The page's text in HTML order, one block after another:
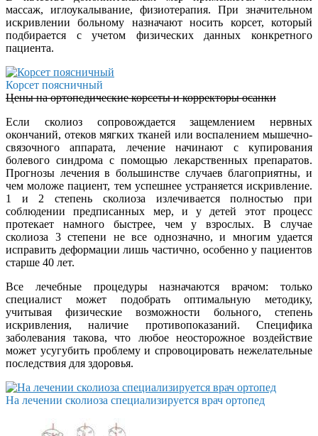
массаж, иглоукалывание, физиотерапия. При значительном
искривлении больному назначают носить корсет, который
подбирается с учетом физических данных конкретного
пациента.
Корсет поясничный
Цены на ортопедические корсеты и корректоры осанки
Если сколиоз сопровождается защемлением нервных
окончаний, отеков мягких тканей или воспалением мышечно-
связочного аппарата, лечение начинают с купирования
болевого синдрома с помощью лекарственных препаратов.
Прогнозы лечения в большинстве случаев благоприятны, и
чем моложе пациент, тем успешнее устраняется искривление.
1 и 2 степень сколиоза излечивается полностью при
соблюдении предписанных мер, и у детей этот процесс
протекает намного быстрее, чем у взрослых. В случае
сколиоза 3 степени не все однозначно, и многим удается
исправить деформации лишь частично, особенно у пациентов
старше 40 лет.
Все лечебные процедуры назначаются врачом: только
специалист может подобрать оптимальную методику,
учитывая физические возможности больного, степень
искривления, наличие противопоказаний. Специфика
заболевания такова, что любое неосторожное воздействие
может усугубить проблему и спровоцировать нежелательные
последствия для здоровья.
На лечении сколиоза специализируется врач ортопед